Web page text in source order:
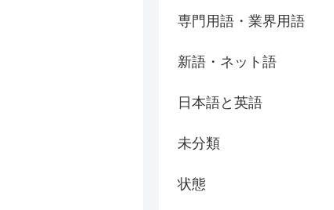
専門用語・業界用語
新語・ネット語
日本語と英語
未分類
状態